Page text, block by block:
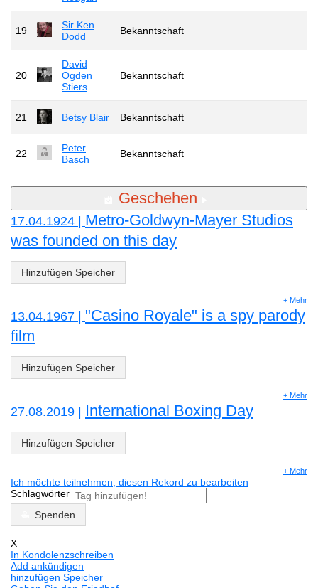
19
Sir Ken
Dodd
Bekanntschaft
20
David
Ogden
Stiers
Bekanntschaft
21 Betsy Blair Bekanntschaft
22
Peter
Basch
Bekanntschaft
Geschehen
17.04.1924 | Metro-Goldwyn-Mayer Studios
was founded on this day
Hinzufügen Speicher
+ Mehr
13.04.1967 | "Casino Royale" is a spy parody
film
Hinzufügen Speicher
+ Mehr
27.08.2019 | International Boxing Day
Hinzufügen Speicher
+ Mehr
Ich möchte teilnehmen, diesen Rekord zu bearbeiten
Schlagwörter
Spenden
X
In Kondolenzschreiben
Add ankündigen
hinzufügen Speicher